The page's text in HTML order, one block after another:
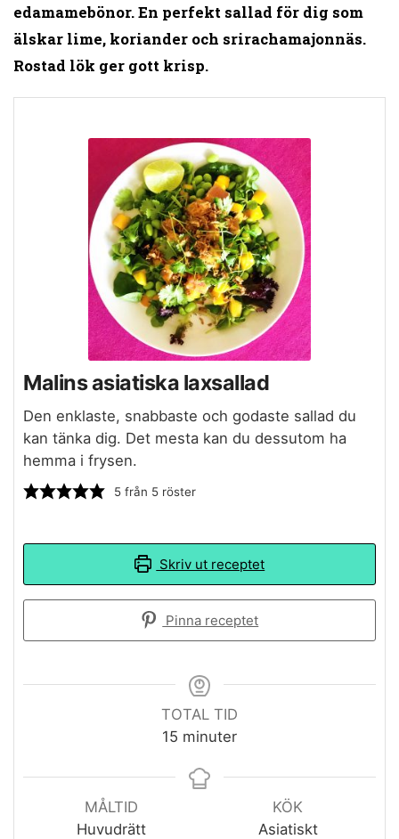
edamamebönor. En perfekt sallad för dig som
älskar lime, koriander och srirachamajonnäs.
Rostad lök ger gott krisp.
Malins asiatiska laxsallad
Den enklaste, snabbaste och godaste sallad du
kan tänka dig. Det mesta kan du dessutom ha
hemma i frysen.
5från 5röster
Skriv ut receptet
Pinna receptet
TOTAL TID
15 minuter
minuter
MÅLTID
Huvudrätt
KÖK
Asiatiskt